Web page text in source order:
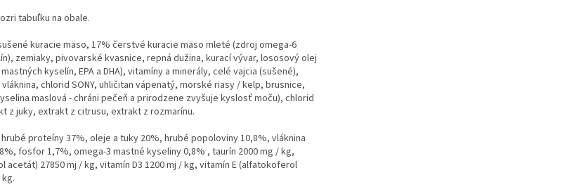
tabuľku na obale.
kuracie mäso, 17% čerstvé kuracie mäso mleté ​​(zdroj omega-6
zemiaky, pivovarské kvasnice, repná dužina, kurací vývar, lososový olej
kyselín, EPA a DHA), vitamíny a minerály, celé vajcia (sušené),
chlorid SONY, uhličitan vápenatý, morské riasy / kelp, brusnice,
maslová - chráni pečeň a prirodzene zvyšuje kyslosť moču), chlorid
z juky, extrakt z citrusu, extrakt z rozmarínu.
proteíny 37%, oleje a tuky 20%, hrubé popoloviny 10,8%, vláknina
fosfor 1,7%, omega-3 mastné kyseliny 0,8% , taurín 2000 mg / kg,
acetát) 27850 mj / kg, vitamín D3 1200 mj / kg, vitamín E (alfatokoferol